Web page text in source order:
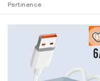
Pertinence